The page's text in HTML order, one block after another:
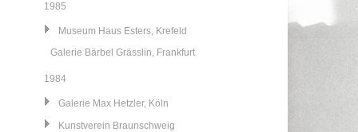
1985
Museum Haus Esters, Krefeld
Galerie Bärbel Grässlin, Frankfurt
1984
Galerie Max Hetzler, Köln
Kunstverein Braunschweig